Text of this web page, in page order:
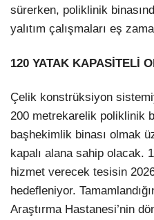
sürerken, poliklinik
yalıtım çalışmaları eş
120 YATAK KAPASİTELİ
Çelik konstrüksiyon
200 metrekarelik poliklinik
başhekimlik binası olmak
kapalı alana sahip olacak.
hizmet verecek tesisin
hedefleniyor.
Araştırma Hastanesi’nin